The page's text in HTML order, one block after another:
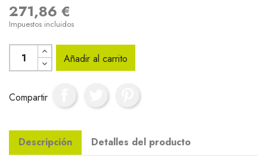
271,86 €
Impuestos incluidos
Añadir al carrito
Compartir
Descripción Detalles del producto